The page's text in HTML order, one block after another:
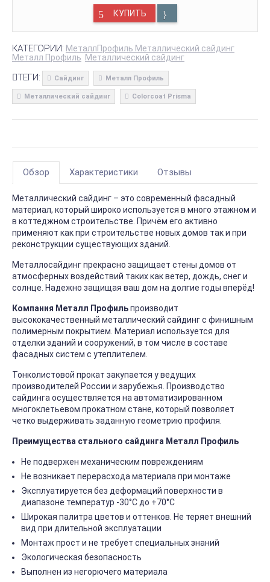
КУПИТЬ
КАТЕГОРИИ: МеталлПрофиль Металлический сайдинг
Металл Профиль Металлический сайдинг
ТЕГИ: Сайдинг Металл Профиль
Металлический сайдинг Colorcoat Prisma
Обзор Характеристики Отзывы
Металлический сайдинг – это современный фасадный
материал, который широко используется в много этажном и
в коттеджном строительстве. Причём его активно
применяют как при строительстве новых домов так и при
реконструкции существующих зданий.
Металлосайдинг прекрасно защищает стены домов от
атмосферных воздействий таких как ветер, дождь, снег и
солнце. Надежно защищая ваш дом на долгие годы вперёд!
Компания Металл Профильпроизводит
высококачественный металлический сайдинг с финишным
полимерным покрытием. Материал используется для
отделки зданий и сооружений, в том числе в составе
фасадных систем с утеплителем.
Тонколистовой прокат закупается у ведущих
производителей России и зарубежья. Производство
сайдинга осуществляется на автоматизированном
многоклетьевом прокатном стане, который позволяет
четко выдерживать заданную геометрию профиля.
Преимущества стального сайдинга Металл Профиль
Не подвержен механическим повреждениям
Не возникает перерасхода материала при монтаже
Эксплуатируется без деформаций поверхности в
диапазоне температур -30°C до +70°C
Широкая палитра цветов и оттенков. Не теряет внешний
вид при длительной эксплуатации
Монтаж прост и не требует специальных знаний
Экологическая безопасность
Выполнен из негорючего материала